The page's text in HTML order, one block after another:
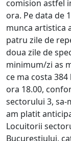
comision astfel
ora. Pe data de
munca artistica
patru zile de
doua zile de
minimum/zi as
ce ma costa
ora 18.00,
sectorului 3, sa-
am platit
Locuitorii
Bucurestiului,